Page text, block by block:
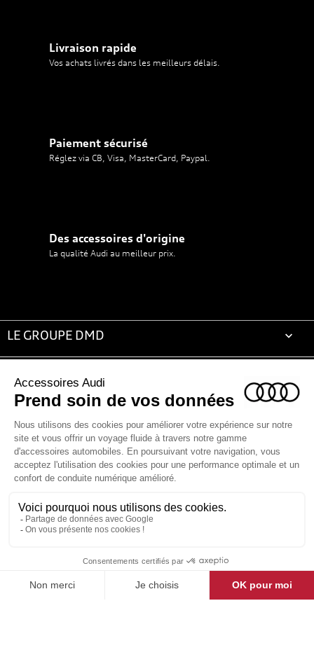
Livraison rapide
Vos achats livrés dans les meilleurs délais.
Paiement sécurisé
Réglez via CB, Visa, MasterCard, Paypal.
Des accessoires d'origine
La qualité Audi au meilleur prix.
LE GROUPE DMD 
LA BOUTIQUE
ESPACE CLIENT
CONTACT & AIDE
© Groupe DMD 2025
Pensez à covoiturer
#SeDeplacerMoinsPolluer